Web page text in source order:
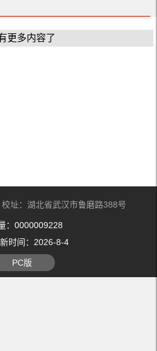
更多内容了
址：湖北省武汉市鲁磨路388号
： 0000009228
时间： 2026-8-4
PC版